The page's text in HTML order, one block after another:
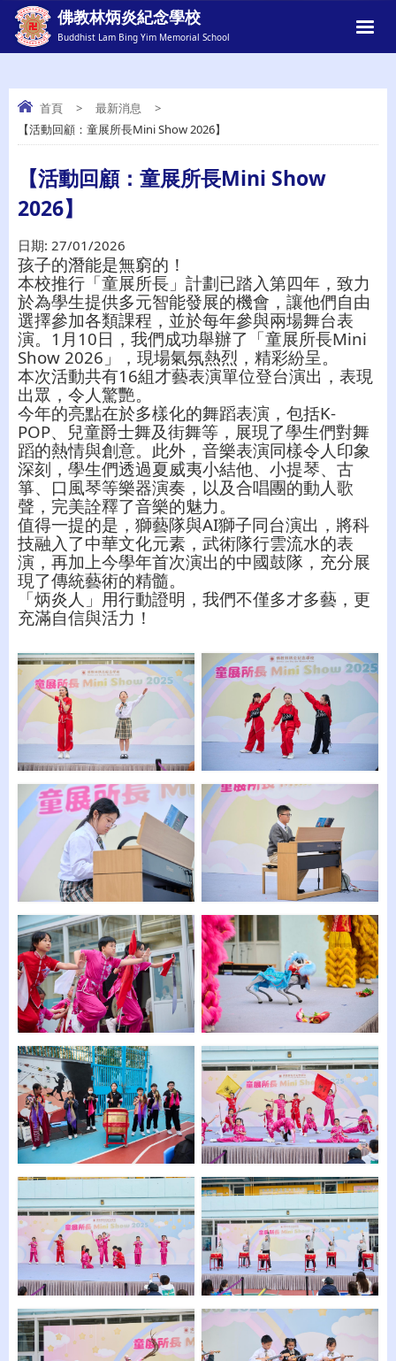
佛教林炳炎紀念學校
Buddhist Lam Bing Yim Memorial School
【活動回顧：童展所長MINI SHOW
2026】
首頁 > 最新消息
>
【活動回顧：童展所長Mini Show 2026】
【活動回顧：童展所長Mini Show
2026】
日期: 27/01/2026
孩子的潛能是無窮的！
本校推行「童展所長」計劃已踏入第四年，致力
於為學生提供多元智能發展的機會，讓他們自由
選擇參加各類課程，並於每年參與兩場舞台表
演。1月10日，我們成功舉辦了「童展所長Mini
Show 2026」，現場氣氛熱烈，精彩紛呈。
本次活動共有16組才藝表演單位登台演出，表現
出眾，令人驚艷。
今年的亮點在於多樣化的舞蹈表演，包括K-
POP、兒童爵士舞及街舞等，展現了學生們對舞
蹈的熱情與創意。此外，音樂表演同樣令人印象
深刻，學生們透過夏威夷小結他、小提琴、古
箏、口風琴等樂器演奏，以及合唱團的動人歌
聲，完美詮釋了音樂的魅力。
值得一提的是，獅藝隊與AI獅子同台演出，將科
技融入了中華文化元素，武術隊行雲流水的表
演，再加上今學年首次演出的中國鼓隊，充分展
現了傳統藝術的精髓。
「炳炎人」用行動證明，我們不僅多才多藝，更
充滿自信與活力！